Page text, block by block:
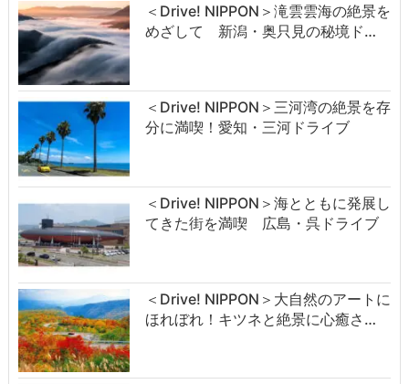
＜Drive! NIPPON＞滝雲雲海の絶景を
めざして 新潟・奥只見の秘境ド…
＜Drive! NIPPON＞三河湾の絶景を存
分に満喫！愛知・三河ドライブ
＜Drive! NIPPON＞海とともに発展し
てきた街を満喫 広島・呉ドライブ
＜Drive! NIPPON＞大自然のアートに
ほれぼれ！キツネと絶景に心癒さ…